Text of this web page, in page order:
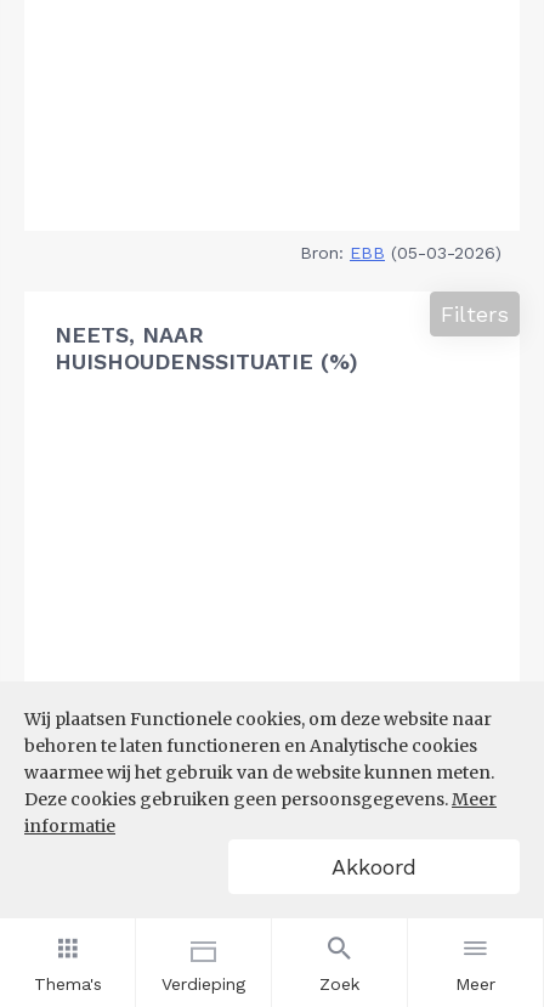
Thema's Verdieping Zoek Meer
Wij plaatsen Functionele cookies, om deze website naar
behoren te laten functioneren en Analytische cookies
waarmee wij het gebruik van de website kunnen meten.
Deze cookies gebruiken geen persoonsgegevens.Meer
informatie
Akkoord
Bron: EBB (05-03-2026)
NEETS, NAAR
HUISHOUDENSSITUATIE (%)
Filters